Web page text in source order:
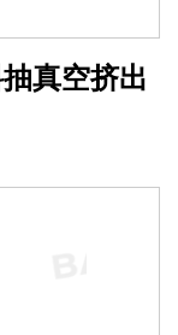
真空挤出